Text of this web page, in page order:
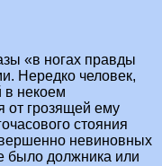
«в ногах правды
Нередко человек,
в некоем
от грозящей ему
стояния
невиновных
было должника или